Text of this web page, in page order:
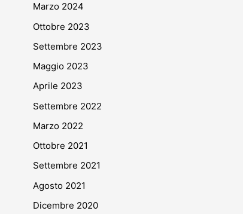
Marzo 2024
Ottobre 2023
Settembre 2023
Maggio 2023
Aprile 2023
Settembre 2022
Marzo 2022
Ottobre 2021
Settembre 2021
Agosto 2021
Dicembre 2020